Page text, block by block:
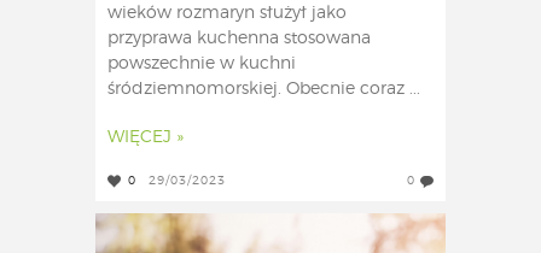
wieków rozmaryn służył jako
przyprawa kuchenna stosowana
powszechnie w kuchni
śródziemnomorskiej. Obecnie coraz ...
WIĘCEJ »
0 29/03/2023 0